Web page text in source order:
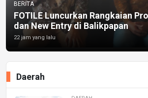
BERITA
FOTILE Luncurkan Rangkaian
dan New Entry di Balikpapan
22 jam yang lalu
Daerah